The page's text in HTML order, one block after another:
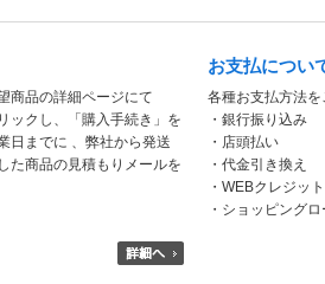
商品の詳細ページにて
ックし、「購入手続き」を
日までに 、弊社から発送
た商品の見積もりメールを
お支払につい
各種お支払方法
・銀行振り込み
・店頭払い
・代金引き換え
・WEBクレジッ
・ショッピング